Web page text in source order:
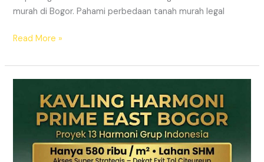
murah di Bogor. Pahami perbedaan tanah murah legal
Read More »
Hanjawong
Puncak
Bogor